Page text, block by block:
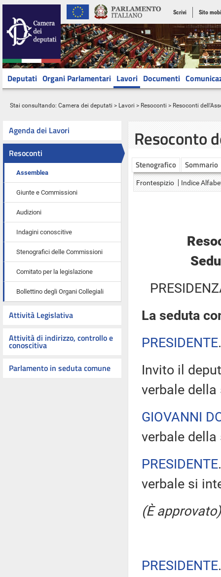
Scrivi Sito
Deputati Organi Parlamentari Lavori Documenti
Stai consultando: Camera dei deputati > Lavori > Resoconti > Resoconti
Agenda dei Lavori
Resoconti
Assemblea
Giunte e Commissioni
Audizioni
Indagini conoscitive
Stenografici delle Commissioni
Comitato per la legislazione
Bollettino degli Organi Collegiali
Attività Legislativa
Attività di indirizzo, controllo e
conoscitiva
Parlamento in seduta comune
Resoconto
Stenografico Sommario
Frontespizio Indice
La seduta
PRESIDENTE
Invito il
verbale della
GIOVANNI
verbale
PRESIDENTE
verbale si
(È approvato)
PRESIDENTE